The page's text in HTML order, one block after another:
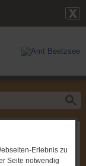
Erlebnis zu
Seite notwendig